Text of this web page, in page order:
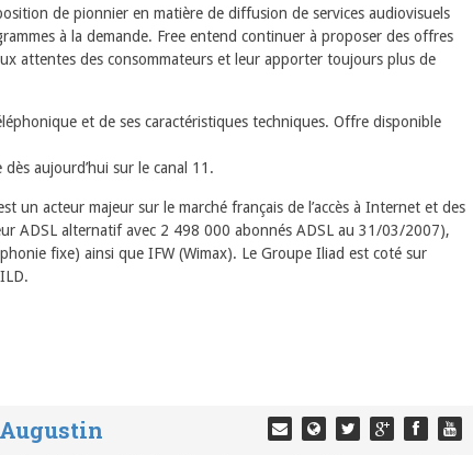
de pionnier en matière de diffusion de services audiovisuels
à la demande. Free entend continuer à proposer des offres
attentes des consommateurs et leur apporter toujours plus de
et de ses caractéristiques techniques. Offre disponible
aujourd’hui sur le canal 11.
un acteur majeur sur le marché français de l’accès à Internet et des
ADSL alternatif avec 2 498 000 abonnés ADSL au 31/03/2007),
fixe) ainsi que IFW (Wimax). Le Groupe Iliad est coté sur